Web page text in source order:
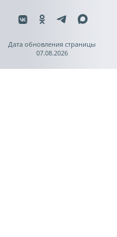
Дата обновления страницы
07.08.2026